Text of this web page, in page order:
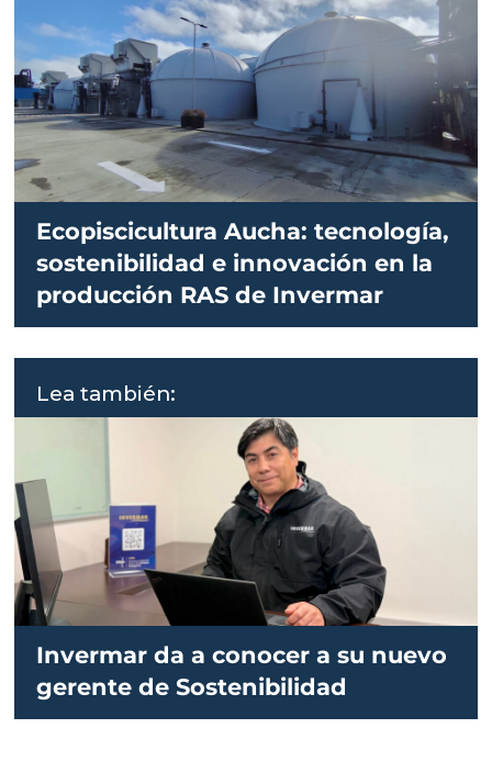
Ecopiscicultura Aucha: tecnología,
sostenibilidad e innovación en la
producción RAS de Invermar
Lea también:
Invermar da a conocer a su nuevo
gerente de Sostenibilidad